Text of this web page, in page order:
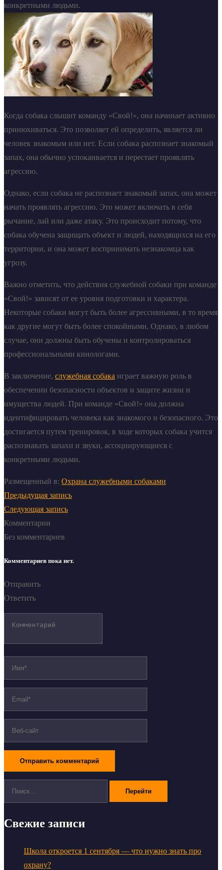
конкретными людьми.
Когда собака слышит команду «Свой!», она начинает активно
принюхиваться. Это позволяет ей определить, является ли
человек знакомым или нет. Если собака распознает знакомый
запах, она обычно успокаивается и перестает проявлять
агрессию.
Однако, если собака не распознает знакомый запах, она может
начать проявлять агрессию. Это может включать в себя
рычание, лай или даже атаку. Это происходит потому, что
собака обучена защищать объект и людей, находящихся на его
территории, и она может воспринимать незнакомца как
угрозу.
Важно отметить, что действия служебной собаки при команде
«Свой!» зависят от ее уровня подготовки и характера.
Некоторые собаки могут быть более агрессивными, в то время
как другие могут быть более спокойными. Однако, в любом
случае, они должны быть обучены и контролироваться
профессиональными кинологами.
В заключение, служебная собака играет важную роль в
обеспечении безопасности объектов и защите жизни и
имущества людей. При команде «Свой!» она должна
идентифицировать человека как знакомого и безопасного. Это
достигается путем тренировок, в ходе которых собака учится
распознавать запахи и звуки, ассоциирующиеся с
конкретными людьми.
Размещенный в: Охрана служебными собаками
Предыдущая запись
Следующая запись
Комментарии
Без комментариев
Комментариев пока нет.
Отправить
Ответить
Свежие записи
Школа откроется 1 сентября — что нужно знать про
охрану?